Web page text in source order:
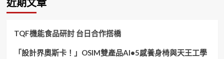
字:
近期文章
TQF機能食品研討 台日合作搭橋
「設計界奧斯卡！」OSIM雙產品AI•5感養身椅與天王工學